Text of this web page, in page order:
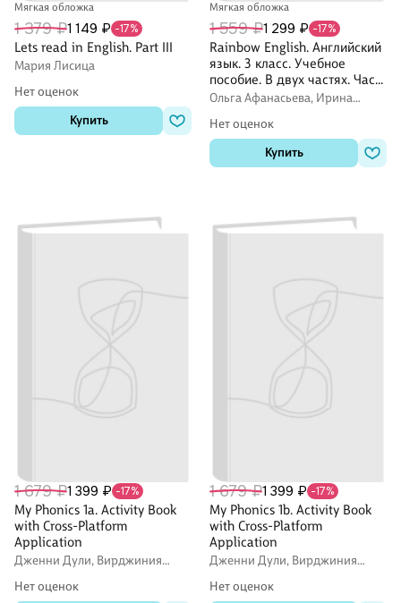
Мягкая обложка
1 379 ₽1 149 ₽ -17%
Lets read in English. Part III
Мария Лисица
Нет оценок
Купить
Мягкая обложка
1 559 ₽1 299 ₽ -17%
Rainbow English. Английский
язык. 3 класс. Учебное
пособие. В двух частях. Часть
1Ольга Афанасьева, Ирина
Нет оценок
Купить
1 679 ₽1 399 ₽ -17%
My Phonics 1a. Activity Book
with Cross-Platform
Application
Дженни Дули, Вирджиния
Нет оценок
1 679 ₽1 399 ₽ -17%
My Phonics 1b. Activity Book
with Cross-Platform
Application
Дженни Дули, Вирджиния
Нет оценок